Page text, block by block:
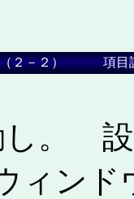
（２－２） 項目
し。
ィンド